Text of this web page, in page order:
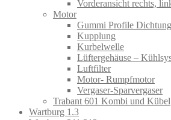
Vorderansicht rechts,
Motor
Gummi Profile
Kupplung
Kurbelwelle
Lüftergehäuse –
Luftfilter
Motor- Rumpfmotor
Vergaser-Sparvergaser
Trabant 601 Kombi und Kübel
Wartburg 1.3